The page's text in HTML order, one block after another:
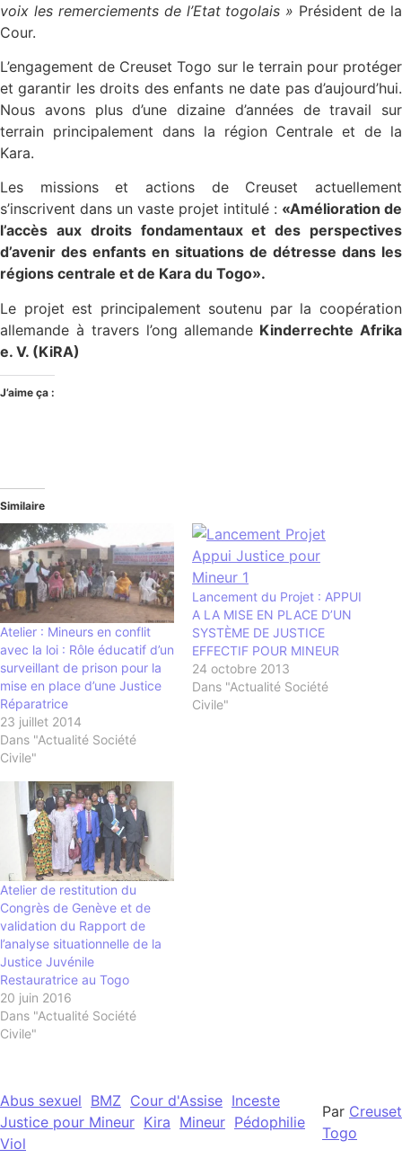
voix les remerciements de l’Etat togolais » Président de la
Cour.
L’engagement de Creuset Togo sur le terrain pour protéger
et garantir les droits des enfants ne date pas d’aujourd’hui.
Nous avons plus d’une dizaine d’années de travail sur
terrain principalement dans la région Centrale et de la
Kara.
Les missions et actions de Creuset actuellement
s’inscrivent dans un vaste projet intitulé : «Amélioration de
l’accès aux droits fondamentaux et des perspectives
d’avenir des enfants en situations de détresse dans les
régions centrale et de Kara du Togo».
Le projet est principalement soutenu par la coopération
allemande à travers l’ong allemande Kinderrechte Afrika
e. V. (KiRA)
J’aime ça :
Similaire
Atelier : Mineurs en conflit
avec la loi : Rôle éducatif d’un
surveillant de prison pour la
mise en place d’une Justice
Réparatrice
23 juillet 2014
Dans "Actualité Société
Civile"
Lancement du Projet : APPUI
A LA MISE EN PLACE D’UN
SYSTÈME DE JUSTICE
EFFECTIF POUR MINEUR
24 octobre 2013
Dans "Actualité Société
Civile"
Atelier de restitution du
Congrès de Genève et de
validation du Rapport de
l’analyse situationnelle de la
Justice Juvénile
Restauratrice au Togo
20 juin 2016
Dans "Actualité Société
Civile"
Abus sexuel BMZ Cour d'Assise Inceste
Justice pour Mineur Kira Mineur Pédophilie
Viol
Par Creuset
Togo